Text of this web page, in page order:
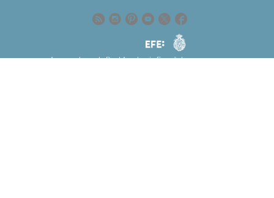
Facebook
Twitter
Youtube
Pinteres
Instagram
Rss
Agencia
EFE
Real Academia Española
Facebook
Twitter
Youtube
Pinteres
Instagram
Rss
Agencia
EFE
Asesorada por laReal Academia Española